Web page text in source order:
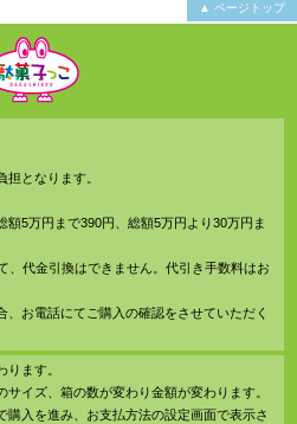
▲ ページトップ
となります。
額5万円まで390円、総額5万円より30万円ま
、代金引換はできません。代引き手数料はお
、お電話にてご購入の確認をさせていただく
ります。
サイズ、箱の数が変わり金額が変わります。
購入を進み、お支払方法の設定画面で表示さ